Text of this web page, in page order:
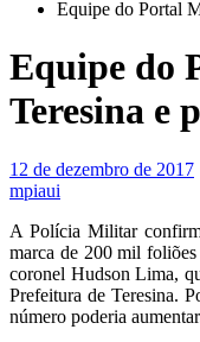
Equipe do Portal
Equipe do
Teresina e
12 de dezembro de 2017
mpiaui
A Polícia Militar
marca de 200 mil
coronel Hudson Lima,
Prefeitura de Teresina.
número poderia